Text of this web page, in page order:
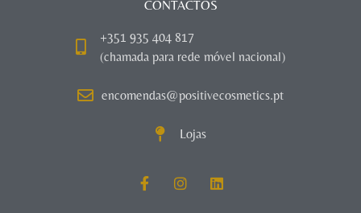
CONTACTOS
+351 935 404 817
(chamada para rede móvel nacional)
encomendas@positivecosmetics.pt
Lojas